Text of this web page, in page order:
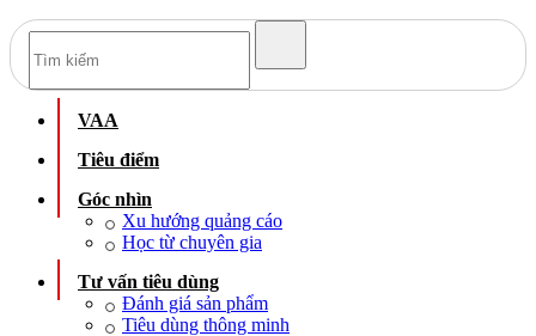
VAA
Tiêu điểm
Góc nhìn
Xu hướng quảng cáo
Học từ chuyên gia
Tư vấn tiêu dùng
Đánh giá sản phẩm
Tiêu dùng thông minh